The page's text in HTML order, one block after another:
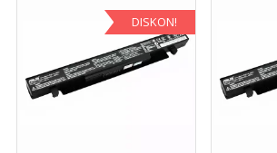
28,57$.
DISKON!